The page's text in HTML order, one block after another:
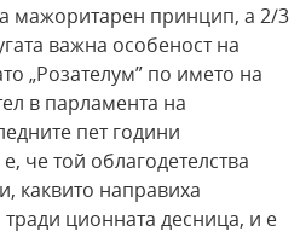
мажоритарен принцип, а 2/3
важна особеност на
„Розателум” по името на
в парламента на
пет години
че той облагодетелства
каквито направиха
ционната десница, и е